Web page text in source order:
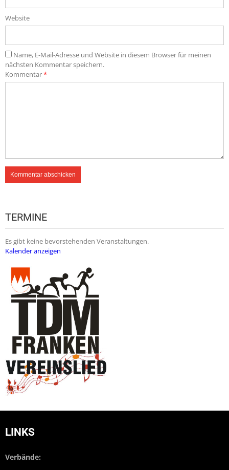
Website
Name, E-Mail-Adresse und Website in diesem Browser für meinen
nächsten Kommentar speichern.
Kommentar*
TERMINE
Es gibt keine bevorstehenden Veranstaltungen.
Kalender anzeigen
LINKS
Verbände: